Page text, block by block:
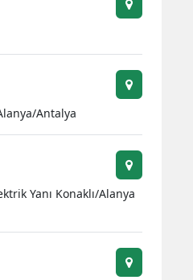
Şanlıurfa
Antalya
Yanı Konaklı/Alanya